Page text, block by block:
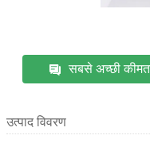
सबसे अच्छी कीमत
उत्पाद विवरण